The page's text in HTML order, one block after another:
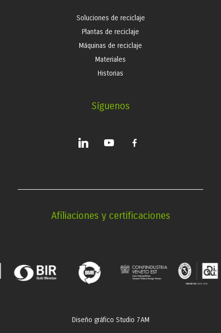
Soluciones de reciclaje
Plantas de reciclaje
Máquinas de reciclaje
Materiales
Historias
Síguenos
linkedin youtube
facebook-
Afiliaciones y certificaciones
Diseño gráfico Studio 7AM